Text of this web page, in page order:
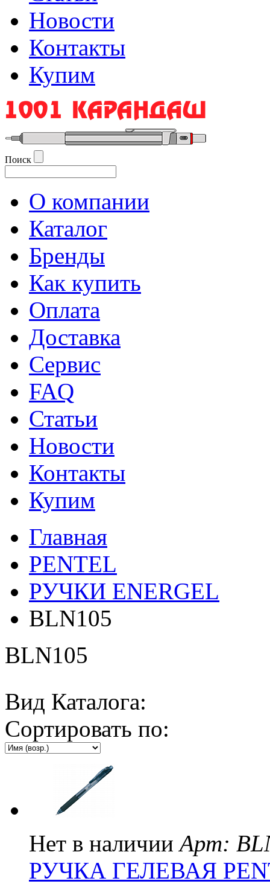
Новости
Контакты
Купим
Поиск
О компании
Каталог
Бренды
Как купить
Оплата
Доставка
Сервис
FAQ
Статьи
Новости
Контакты
Купим
Главная
PENTEL
РУЧКИ ENERGEL
BLN105
BLN105
Вид Каталога:
Сортировать по:
Нет в наличии Арт:
РУЧКА ГЕЛЕВАЯ